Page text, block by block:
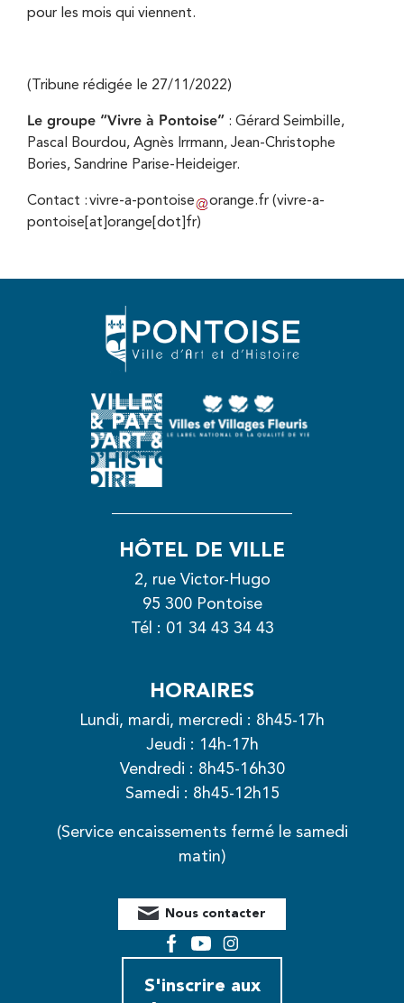
pour les mois qui viennent.
(Tribune rédigée le 27/11/2022)
Le groupe “Vivre à Pontoise” : Gérard Seimbille,
Pascal Bourdou, Agnès Irrmann, Jean-Christophe
Bories, Sandrine Parise-Heideiger.
Contact :vivre-a-pontoise orange.fr (vivre-a-
pontoise[at]orange[dot]fr)
HÔTEL DE VILLE
2, rue Victor-Hugo
95 300 Pontoise
Tél : 01 34 43 34 43
HORAIRES
Lundi, mardi, mercredi : 8h45-17h
Jeudi : 14h-17h
Vendredi : 8h45-16h30
Samedi : 8h45-12h15
(Service encaissements fermé le samedi
matin)
Nous contacter
FacebookYouTubeInstagram
S'inscrire aux